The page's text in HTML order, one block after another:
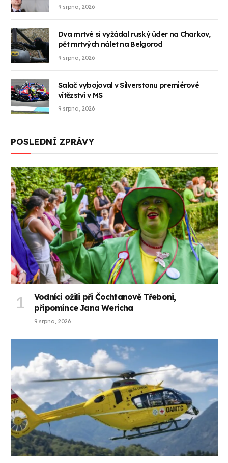
9 srpna, 2026
Dva mrtvé si vyžádal ruský úder na Charkov,
pět mrtvých nálet na Belgorod
9 srpna, 2026
Salač vybojoval v Silverstonu premiérové
vítězství v MS
9 srpna, 2026
POSLEDNÍ ZPRÁVY
Vodníci ožili při Čochtanově Třeboni,
připomínce Jana Wericha
9 srpna, 2026